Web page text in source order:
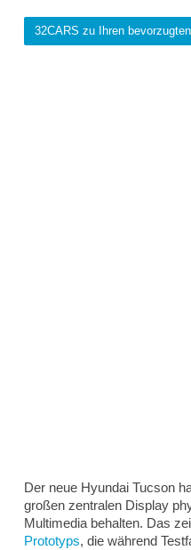
32CARS zu Ihren
Der neue Hyundai Tucson
großen zentralen Display
Multimedia behalten. Das
Prototyps, die während